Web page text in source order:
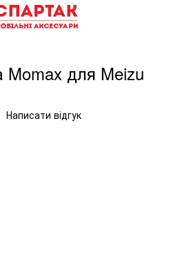
для Meizu
Написати відгук